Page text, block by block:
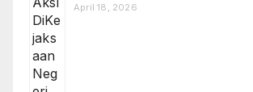
April 18, 2026